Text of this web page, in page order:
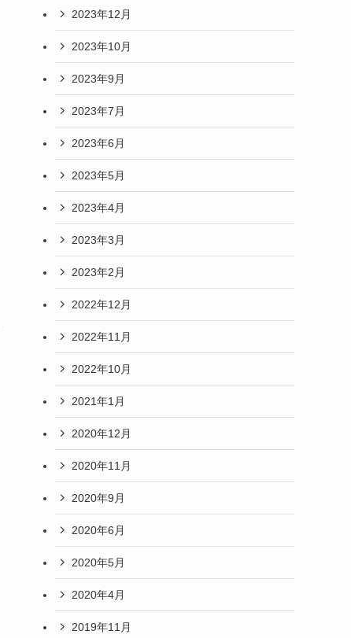
2023年12月
2023年10月
2023年9月
2023年7月
2023年6月
2023年5月
2023年4月
2023年3月
2023年2月
2022年12月
2022年11月
2022年10月
2021年1月
2020年12月
2020年11月
2020年9月
2020年6月
2020年5月
2020年4月
2019年11月